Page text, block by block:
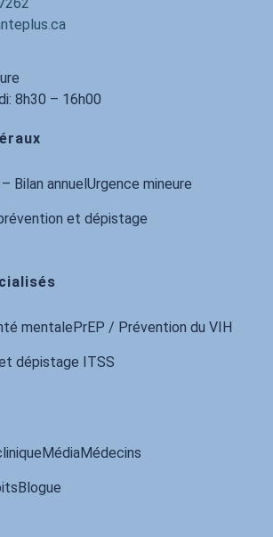
8h30 – 16h00
Bilan annuel Urgence mineure
et dépistage
mentale PrEP / Prévention du VIH
dépistage ITSS
MédiaMédecins
Blogue